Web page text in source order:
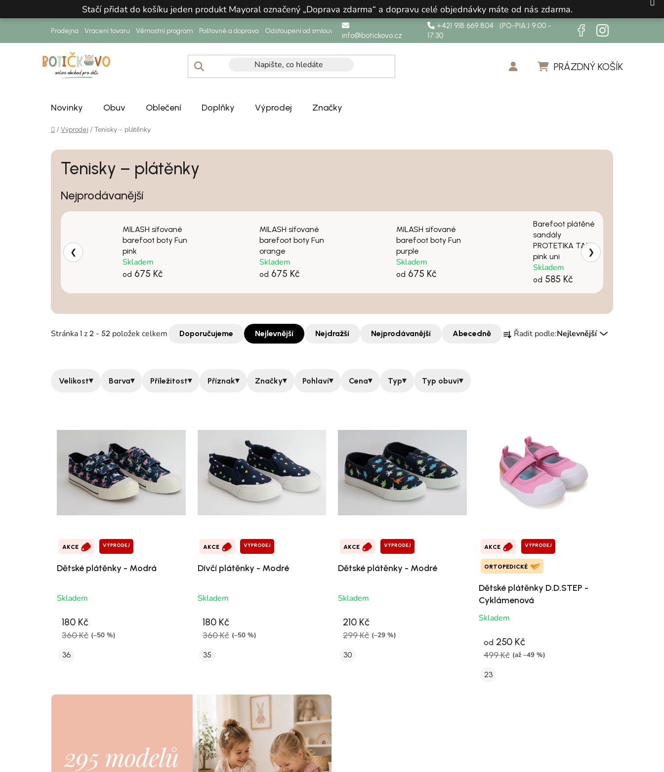
Stačí přidat do košíku jeden produkt Mayoral označený „Doprava zdarma“ a dopravu celé objednávky máte od nás zdarma.
Prodejna Vracení tovaru Věrnostní program Poštovné a doprava Odstoupení od smlouvy info@botickovo.cz
+421 918 669 804 (PO-PIA:) 9:00 -
17:30
PRÁZDNÝ KOŠÍK
Novinky Obuv Oblečení Doplňky Výprodej Značky
Domů
/ Výprodej / Tenisky – plátěnky
Tenisky – plátěnky
Nejprodávanější
MILASH síťované
barefoot boty Fun
pink
Skladem
od 675 Kč
MILASH síťované
barefoot boty Fun
orange
Skladem
od 675 Kč
MILASH síťované
barefoot boty Fun
purple
Skladem
od 675 Kč
Barefoot plátěné
sandály
PROTETIKA TAFI
pink uni
Skladem
od 585 Kč
❮ ❯
Stránka 1 z 2 - 52 položek celkem Doporučujeme Nejlevnější Nejdražší Nejprodávanější Abecedně
Řazení produktů
Řadit podle:Nejlevnější
Velikost▾ Barva▾ Příležitost▾ Příznak▾ Značky▾ Pohlaví▾ Cena▾ Typ▾ Typ obuvi▾
AKCE VÝPRODEJ
Dětské plátěnky - Modrá
Skladem
180 Kč
360 Kč (–50 %)
36
AKCE VÝPRODEJ
Dívčí plátěnky - Modré
Skladem
180 Kč
360 Kč (–50 %)
35
AKCE VÝPRODEJ
Dětské plátěnky - Modré
Skladem
210 Kč
299 Kč (–29 %)
30
AKCE VÝPRODEJ
ORTOPEDICKÉ
Dětské plátěnky D.D.STEP -
Cyklámenová
Skladem
od 250 Kč
499 Kč (až –49 %)
23